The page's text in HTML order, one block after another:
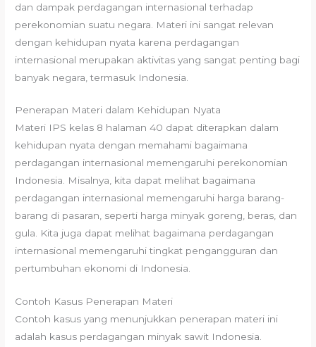
dan dampak perdagangan internasional terhadap
perekonomian suatu negara. Materi ini sangat relevan
dengan kehidupan nyata karena perdagangan
internasional merupakan aktivitas yang sangat penting bagi
banyak negara, termasuk Indonesia.
Penerapan Materi dalam Kehidupan Nyata
Materi IPS kelas 8 halaman 40 dapat diterapkan dalam
kehidupan nyata dengan memahami bagaimana
perdagangan internasional memengaruhi perekonomian
Indonesia. Misalnya, kita dapat melihat bagaimana
perdagangan internasional memengaruhi harga barang-
barang di pasaran, seperti harga minyak goreng, beras, dan
gula. Kita juga dapat melihat bagaimana perdagangan
internasional memengaruhi tingkat pengangguran dan
pertumbuhan ekonomi di Indonesia.
Contoh Kasus Penerapan Materi
Contoh kasus yang menunjukkan penerapan materi ini
adalah kasus perdagangan minyak sawit Indonesia.